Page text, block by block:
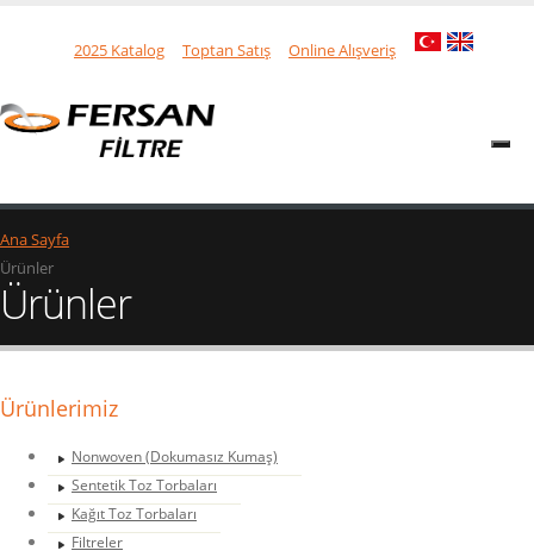
2025 Katalog Toptan Satış Online Alışveriş
Ana Sayfa
Ürünler
Ürünler
Ürünlerimiz
Nonwoven (Dokumasız Kumaş)
Sentetik Toz Torbaları
Kağıt Toz Torbaları
Filtreler